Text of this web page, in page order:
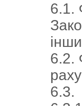
6.1.
6.2.
6.3.